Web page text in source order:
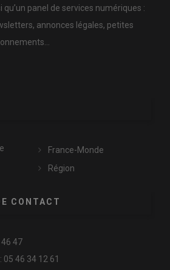
panel de services numériques :
annonces légales, petites
France-Monde
Région
CONTACT
47
46 34 12 61